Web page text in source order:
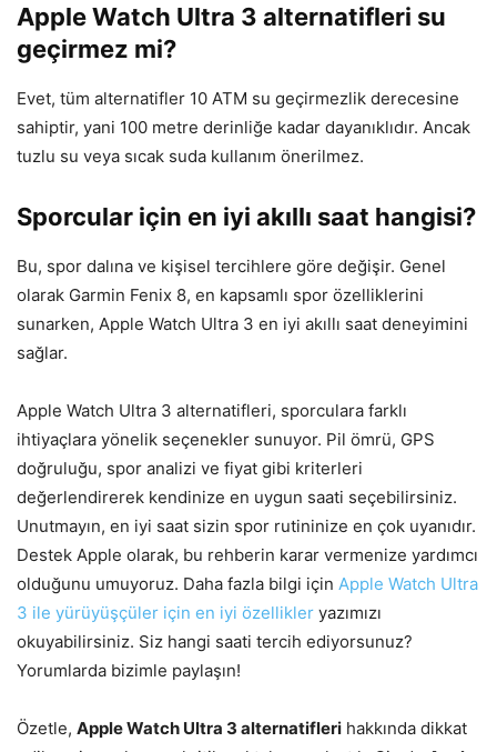
Apple Watch Ultra 3 alternatifleri su
geçirmez mi?
Evet, tüm alternatifler 10 ATM su geçirmezlik derecesine
sahiptir, yani 100 metre derinliğe kadar dayanıklıdır. Ancak
tuzlu su veya sıcak suda kullanım önerilmez.
Sporcular için en iyi akıllı saat hangisi?
Bu, spor dalına ve kişisel tercihlere göre değişir. Genel
olarak Garmin Fenix 8, en kapsamlı spor özelliklerini
sunarken, Apple Watch Ultra 3 en iyi akıllı saat deneyimini
sağlar.
Apple Watch Ultra 3 alternatifleri, sporculara farklı
ihtiyaçlara yönelik seçenekler sunuyor. Pil ömrü, GPS
doğruluğu, spor analizi ve fiyat gibi kriterleri
değerlendirerek kendinize en uygun saati seçebilirsiniz.
Unutmayın, en iyi saat sizin spor rutininize en çok uyanıdır.
Destek Apple olarak, bu rehberin karar vermenize yardımcı
olduğunu umuyoruz. Daha fazla bilgi için Apple Watch Ultra
3 ile yürüyüşçüler için en iyi özellikler yazımızı
okuyabilirsiniz. Siz hangi saati tercih ediyorsunuz?
Yorumlarda bizimle paylaşın!
Özetle, Apple Watch Ultra 3 alternatifleri hakkında dikkat